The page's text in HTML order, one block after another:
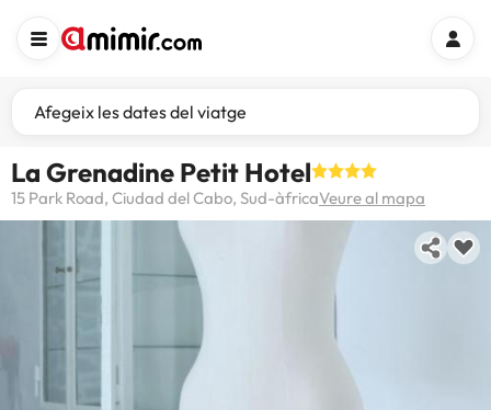
Afegeix les dates del viatge
La Grenadine Petit Hotel
15 Park Road, Ciudad del Cabo, Sud-àfricaVeure al mapa